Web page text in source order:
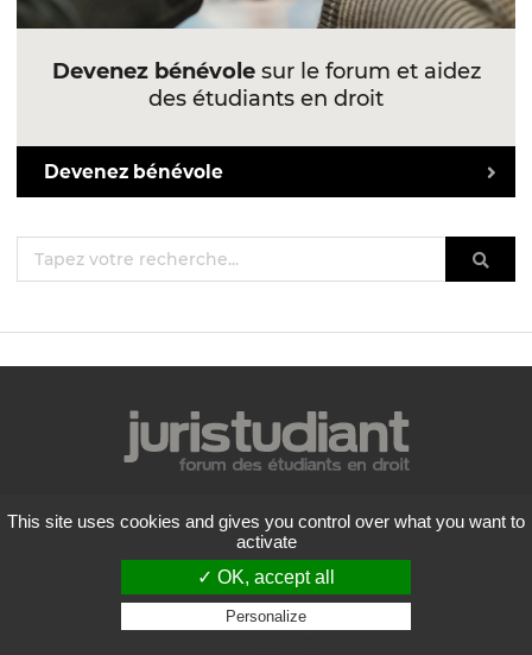
Devenez bénévolesur le forum et aidez
des étudiants en droit
Devenez bénévole
Mentions légales
Politique de confidentialité
Conditions générales d'utilisation
Liste des forums
Contactez-nous
This site uses cookies and gives you control over what you want to
activate
✓ OK, accept all
Personalize